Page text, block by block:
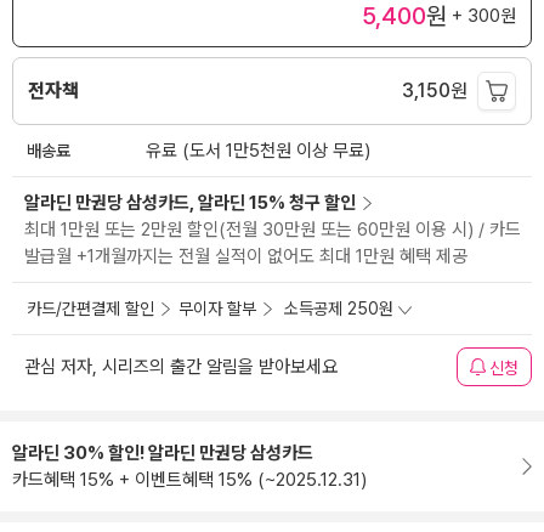
5,400원 + 300원
전자책 3,150원
배송료 유료 (도서 1만5천원 이상 무료)
알라딘 만권당 삼성카드, 알라딘 15% 청구 할인
최대 1만원 또는 2만원 할인(전월 30만원 또는 60만원 이용 시) / 카드
발급월 +1개월까지는 전월 실적이 없어도 최대 1만원 혜택 제공
카드/간편결제 할인 무이자 할부 소득공제 250원
관심 저자, 시리즈의 출간 알림을 받아보세요 신청
알라딘 30% 할인! 알라딘 만권당 삼성카드
카드혜택 15% + 이벤트혜택 15% (~2025.12.31)